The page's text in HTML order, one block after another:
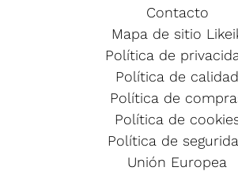
Contacto
Mapa de sitio
Política de
Política de calidad
Política de
Política de
Política de
Unión Europea